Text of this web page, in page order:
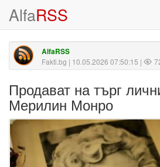
AlfaRSS
AlfaRSS
Fakti.bg | 10.05.2026 07:50:15 |
Продават на търг
Мерилин Монро